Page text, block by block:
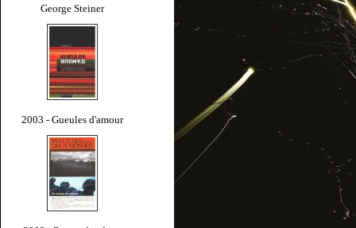
George Steiner
2003 - Gueules d'amour